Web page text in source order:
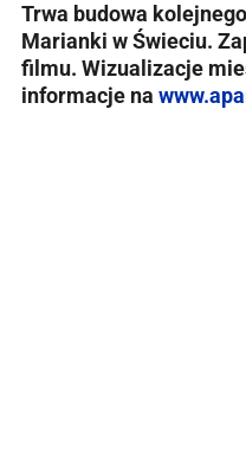
Trwa budowa
Marianki w Świeciu.
filmu. Wizualizacje
informacje na